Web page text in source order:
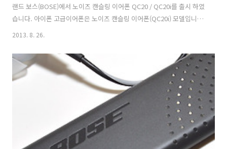
랜드 보스(BOSE)에서 노이즈 캔슬링 이어폰 QC20 / QC20i를 출시 하였
습니다. 아이폰 고급이어폰은 노이즈 캔슬링 이어폰(QC20i) 모델입니
다. 아이폰 전용이어폰을 사용해보니 음질의 감동이 남다릅니다. 싸고 좋
하는 이유가 따로 있는 것이 아니죠. 범접할 수 없는 사운드 기술을 보니
다들 보스(BOSE) 하는 이유가 있더군요. 제가 소개 시켜 드릴 이어폰은
QC20i(보스 노이즈 캔슬링) 이어폰입니다. 원뿔 형태의 이어캡이 귀에
쏙 들어가면서 편안한 착용감이 잇네요. 그리고 지하철 소음이나 주변의
소리에 반응하여 컨트롤러가 분석하여 음악을 외곡하여 ..
2013. 8. 26.